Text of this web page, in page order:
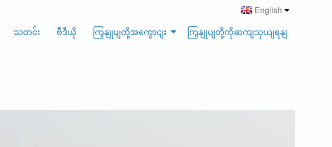
English
သတင်း ဗီဒီယို ကြှနျုပျတို့အကွောငျး ကြှနျုပျတို့ကိုဆကျသှယျရနျ